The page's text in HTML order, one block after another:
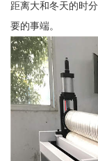
距离大和冬天的时
要的事端。